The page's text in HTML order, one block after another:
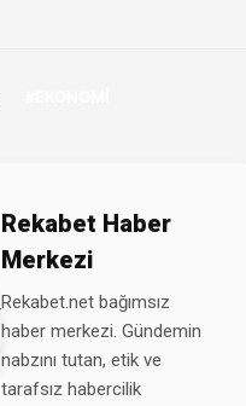
Rekabet Haber
Merkezi
Rekabet.net bağımsız
haber merkezi. Gündemin
nabzını tutan, etik ve
tarafsız habercilik